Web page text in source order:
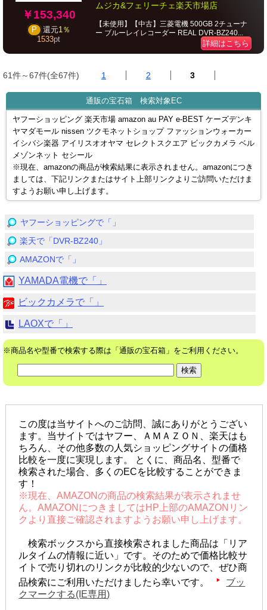
￥153,340
P 還元1％
1533pt
ムジカ&フェリーチェ楽天市場店
【未使用】【中古】三菱電機 500GB 2チューナ
ー ブルーレイレコーダー REAL DVR-BZ240...
詳細はこちら
61件～67件(全67件) 1 2 3
通販の宝石箱 検索対象EC
ヤフーショッピング 楽天市場 amazon au PAY e-BEST ケーズデンキ
ヤマダモール nissen ツクモネットショップ ファッションウォーカー
イシバシ楽器 アイリスオオヤマ セレクトスクエア ビックカメラ ベル
メゾンネット セシール
※現在、amazonの商品が検索結果に表示されません。amazonにつき
ましては、下記リンクまたはサイト上部リンクよりご訪問いただけま
すようお願い申し上げます。
ヤフーショッピングで「」
楽天で「DVR-BZ240」
AMAZONで「」
YAMADA電機で「」
ビックカメラで「」
LAOXで「」
※商品名や型番で検索する際は「通販の宝石箱」をご利用ください。
この度は当サイトへのご訪問、誠にありがとうござい
ます。当サイトではヤフー、ＡＭＡＺＯＮ、楽天はも
ちろん、その他多数の人気ショッピングサイトの価格
比較を一度に実現します。 とくに、商品名、型番で
検索された場合、多くのECを比較することができま
す！
※現在、AMAZONの商品の検索結果が表示されませ
ん。AMAZONにつきましてはHP上部のAMAZONリン
クより直接ご確認されますようお願い申し上げます。
検索ボックスから直接検索されました商品は「リア
ルタイムの情報に近い」です。そのためで価格比較サ
イトで売り切れのリンクが比較的少ないので、ぜひ商
品検索にご利用いただけましたら幸いです。
ブッ
クマークする(IE専用)